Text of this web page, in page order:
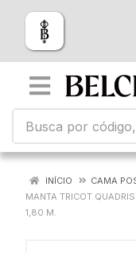
INÍCIO CAMA
MANTA TRICOT
1,80 M.